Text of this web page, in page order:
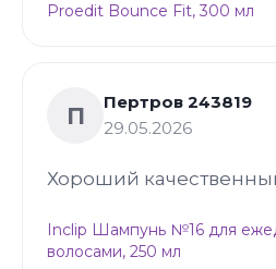
Proedit Bounce Fit, 300 мл
П
Пертров 243819
29.05.2026
Хороший
Inclip Шампунь №16 для
волосами, 250 мл